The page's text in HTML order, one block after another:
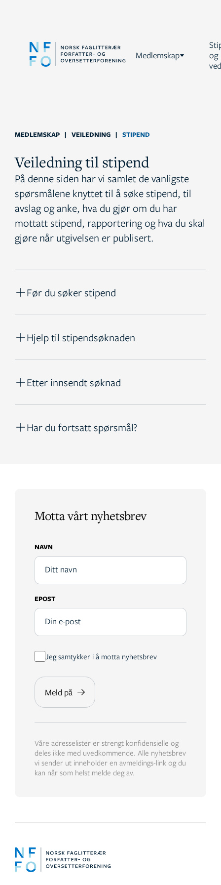
Medlemskap
og
MEDLEMSKAP | VEILEDNING | STIPEND
Veiledning til stipend
På denne siden har vi samlet de vanligste
spørsmålene knyttet til å søke stipend, til
avslag og anke, hva du gjør om du har
mottatt stipend, rapportering og hva du skal
gjøre når utgivelsen er publisert.
Før du søker stipend
Hjelp til stipendsøknaden
Etter innsendt søknad
Har du fortsatt spørsmål?
Motta vårt nyhetsbrev
NAVN
EPOST
Jeg samtykker i å motta nyhetsbrev
Våre adresselister er strengt konfidensielle og
deles ikke med uvedkommende. Alle nyhetsbrev
vi sender ut inneholder en avmeldings-link og du
kan når som helst melde deg av.